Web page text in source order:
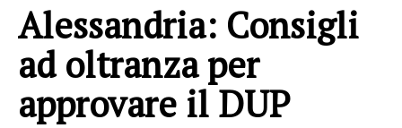
Alessandria: Consigli
ad oltranza per
approvare il DUP